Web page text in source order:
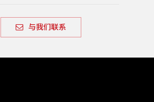
与我们联系